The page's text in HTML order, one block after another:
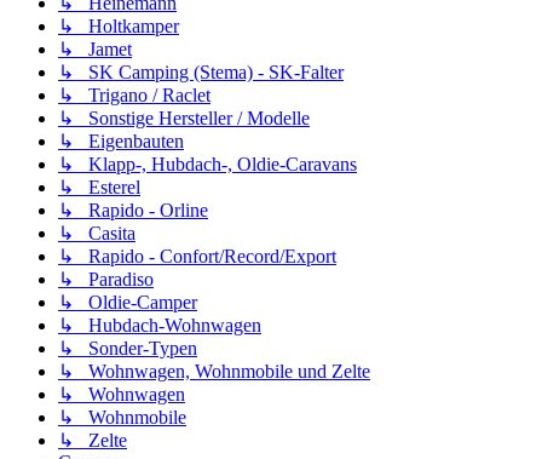
↳ Holtkamper
↳ Jamet
↳ SK Camping (Stema) - SK-Falter
↳ Trigano / Raclet
↳ Sonstige Hersteller / Modelle
↳ Eigenbauten
↳ Klapp-, Hubdach-, Oldie-Caravans
↳ Esterel
↳ Rapido - Orline
↳ Casita
↳ Rapido - Confort/Record/Export
↳ Paradiso
↳ Oldie-Camper
↳ Hubdach-Wohnwagen
↳ Sonder-Typen
↳ Wohnwagen, Wohnmobile und Zelte
↳ Wohnwagen
↳ Wohnmobile
↳ Zelte